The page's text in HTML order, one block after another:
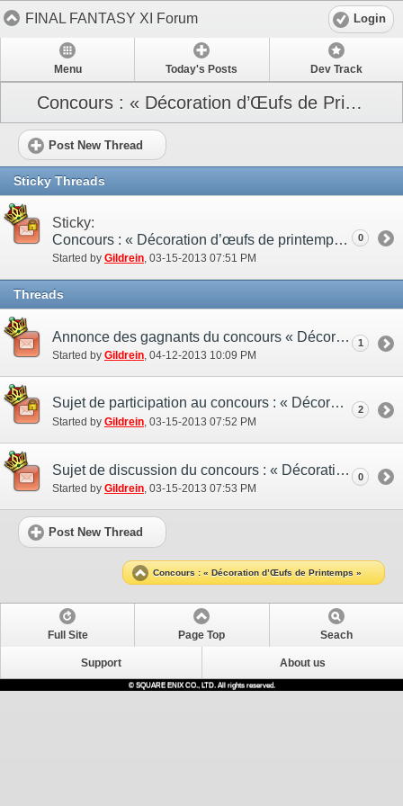
FINAL FANTASY XI Forum Login
Menu Today's Posts Dev Track
Concours : « Décoration d’Œufs de Printemps »
Post New Thread
Sticky Threads
Sticky:
Concours : « Décoration d’œufs de printemps »
Started by Gildrein‎, 03-15-2013 07:51 PM
0
Threads
Annonce des gagnants du concours « Décoration d’œufs de printemps »
Started by Gildrein ‎, 04-12-2013 10:09 PM
1
Sujet de participation au concours : « Décoration d’œufs de printemps »
Started by Gildrein‎, 03-15-2013 07:52 PM
2
Sujet de discussion du concours : « Décoration d’œufs de printemps »
Started by Gildrein‎, 03-15-2013 07:53 PM
0
Post New Thread
Concours : « Décoration d’Œufs de Printemps »
Full Site Page Top Seach
Support About us
© SQUARE ENIX CO., LTD. All rights reserved.